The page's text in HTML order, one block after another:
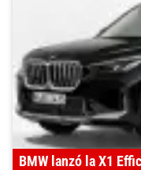
BMW lanzó la X1